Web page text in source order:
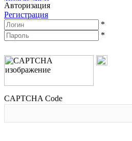
Авторизация
Регистрация
*
*
CAPTCHA Code